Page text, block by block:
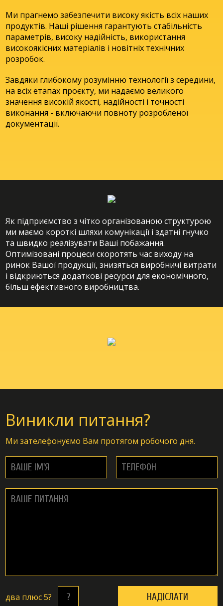
Ми прагнемо забезпечити високу якість всіх наших
продуктів. Наші рішення гарантують стабільність
параметрів, високу надійність, використання
високоякісних матеріалів і новітніх технічних
розробок.
Завдяки глибокому розумінню технології з середини,
на всіх етапах проєкту, ми надаємо великого
значення високій якості, надійності і точності
виконання - включаючи повноту розробленої
документації.
Як підприємство з чітко організованою структурою
ми маємо короткі шляхи комунікації і здатні гнучко
та швидко реалізувати Ваші побажання.
Оптимізовані процеси скоротять час виходу на
ринок Вашої продукції, знизяться виробничі витрати
і відкриються додаткові ресурси для економічного,
більш ефективного виробництва.
Виникли питання?
Ми зателефонуємо Вам протягом робочого дня.
двa плюc 5?